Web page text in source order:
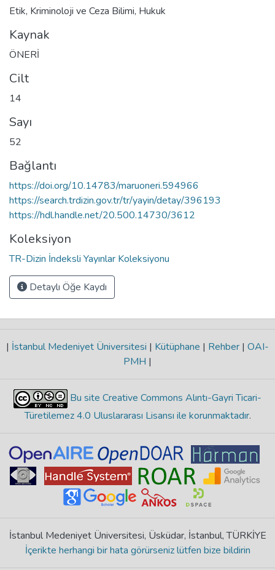
Etik, Kriminoloji ve Ceza Bilimi, Hukuk
Kaynak
ÖNERİ
Cilt
14
Sayı
52
Bağlantı
https://doi.org/10.14783/maruoneri.594966
https://search.trdizin.gov.tr/tr/yayin/detay/396193
https://hdl.handle.net/20.500.14730/3612
Koleksiyon
TR-Dizin İndeksli Yayınlar Koleksiyonu
Detaylı Öğe Kaydı
| İstanbul Medeniyet Üniversitesi | Kütüphane | Rehber | OAI-
PMH |
Bu site Creative Commons Alıntı-Gayri Ticari-
Türetilemez 4.0 Uluslararası Lisansı ile korunmaktadır.
İstanbul Medeniyet Üniversitesi, Üsküdar, İstanbul, TÜRKİYE
İçerikte herhangi bir hata görürseniz lütfen bize bildirin